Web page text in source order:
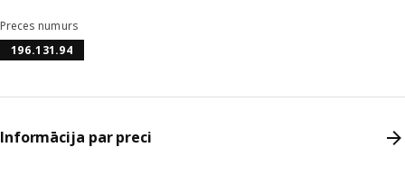
Preces numurs
196.131.94
Informācija par preci